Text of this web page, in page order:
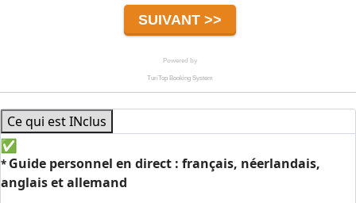
Ce qui est INclus
* Guide personnel en direct : français, néerlandais,
anglais et allemand